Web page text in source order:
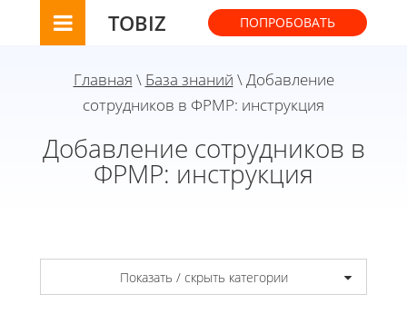
TOBIZ ПОПРОБОВАТЬ
Главная \ База знаний \ Добавление
сотрудников в ФРМР: инструкция
Добавление сотрудников в
ФРМР: инструкция
Показать / скрыть категории